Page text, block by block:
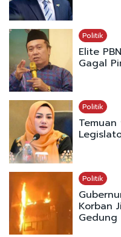
Politik
Elite
Gagal
Politik
Temuan
Politik
Korban
Gedung